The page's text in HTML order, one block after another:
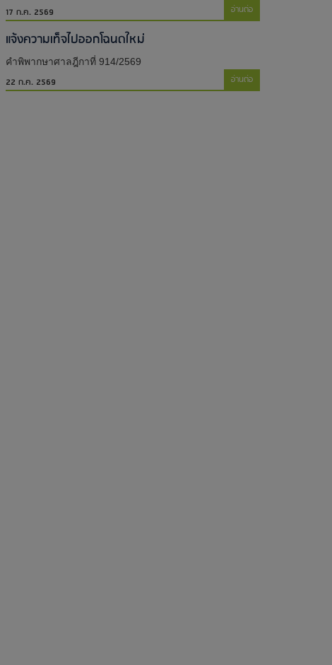
17 ก.ค. 2569 อ่านต่อ
แจ้งความเท็จไปออกโฉนดใหม่​
คำพิพากษาศาลฎีกาที่ 914/2569
22 ก.ค. 2569 อ่านต่อ